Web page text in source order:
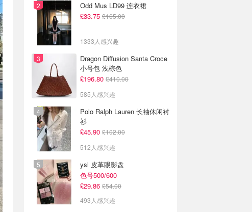
Odd Mus LD99 连衣裙
£33.75 £165.00
1333人感兴趣
Dragon Diffusion Santa Croce
小号包 浅棕色
£196.80 £410.00
585人感兴趣
Polo Ralph Lauren 长袖休闲衬
衫
£45.90 £102.00
512人感兴趣
ysl 皮革眼影盘
色号500/600
£29.86 £54.00
493人感兴趣